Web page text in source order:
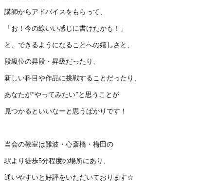
講師からアドバイスをもらって、
「お！今の線いい感じに書けたかも！」
と、できるようになることへの嬉しさと、
段級位の昇段・昇級だったり、
新しい科目や作品に挑戦することだったり、
あなたが“やってみたい”と思うことが
見つかるといいなーと思うばかりです！
当会の教室は難波・心斎橋・梅田の
駅より徒歩5分程度の場所にあり、
通いやすいと好評をいただいております☆